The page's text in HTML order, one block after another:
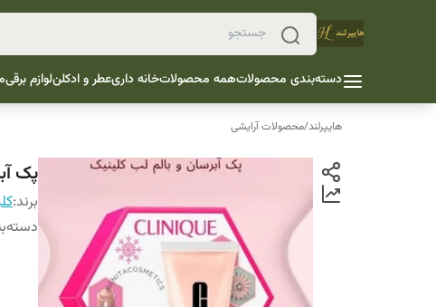
دسته‌بندی محصولاتهمه محصولاتخانه داریعطر و ادکلنلوازم برقی
هایپرلند/محصولات آرایشی
پک
برند: